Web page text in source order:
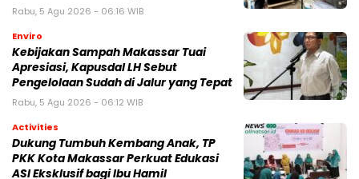
Rabu, 5 Agu 2026 - 06:16 WIB
Enviro
Kebijakan Sampah Makassar Tuai
Apresiasi, Kapusdal LH Sebut
Pengelolaan Sudah di Jalur yang Tepat
Rabu, 5 Agu 2026 - 06:12 WIB
Activities
Dukung Tumbuh Kembang Anak, TP
PKK Kota Makassar Perkuat Edukasi
ASI Eksklusif bagi Ibu Hamil